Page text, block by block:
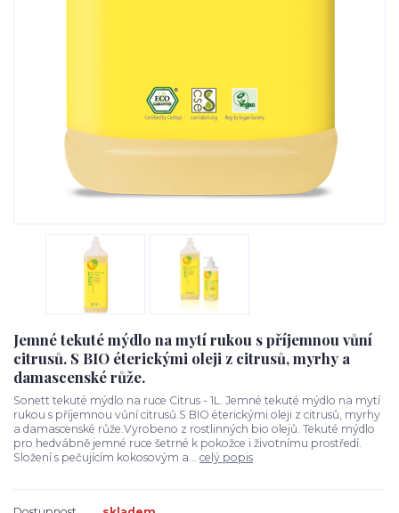
Jemné tekuté mýdlo na mytí rukou s příjemnou vůní
citrusů. S BIO éterickými oleji z citrusů, myrhy a
damascenské růže.
Sonett tekuté mýdlo na ruce Citrus - 1L. Jemné tekuté mýdlo na mytí
rukou s příjemnou vůní citrusů.S BIO éterickými oleji z citrusů, myrhy
a damascenské růže.Vyrobeno z rostlinných bio olejů. Tekuté mýdlo
pro hedvábně jemné ruce šetrné k pokožce i životnímu prostředí.
Složení s pečujícím kokosovým a... celý popis